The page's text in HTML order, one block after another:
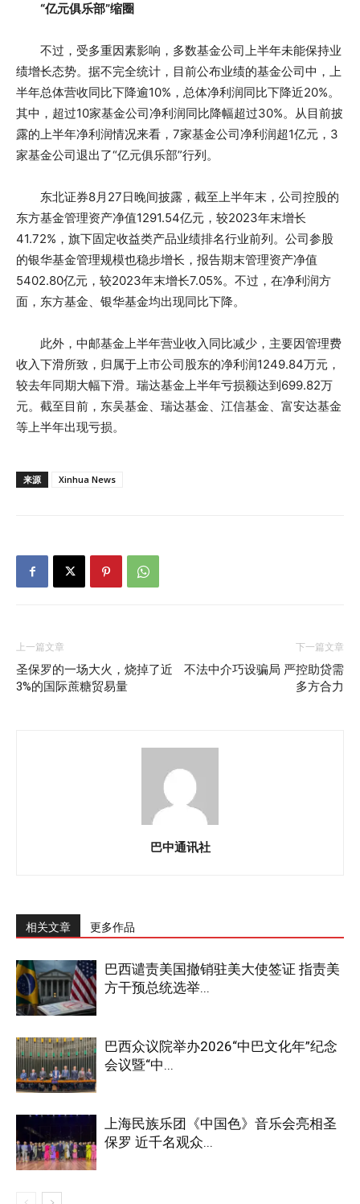
“亿元俱乐部”缩圈
不过，受多重因素影响，多数基金公司上半年未能保持业
绩增长态势。据不完全统计，目前公布业绩的基金公司中，上
半年总体营收同比下降逾10%，总体净利润同比下降近20%。
其中，超过10家基金公司净利润同比降幅超过30%。从目前披
露的上半年净利润情况来看，7家基金公司净利润超1亿元，3
家基金公司退出了“亿元俱乐部”行列。
东北证券8月27日晚间披露，截至上半年末，公司控股的
东方基金管理资产净值1291.54亿元，较2023年末增长
41.72%，旗下固定收益类产品业绩排名行业前列。公司参股
的银华基金管理规模也稳步增长，报告期末管理资产净值
5402.80亿元，较2023年末增长7.05%。不过，在净利润方
面，东方基金、银华基金均出现同比下降。
此外，中邮基金上半年营业收入同比减少，主要因管理费
收入下滑所致，归属于上市公司股东的净利润1249.84万元，
较去年同期大幅下滑。瑞达基金上半年亏损额达到699.82万
元。截至目前，东吴基金、瑞达基金、江信基金、富安达基金
等上半年出现亏损。
来源 Xinhua News
上一篇文章
圣保罗的一场大火，烧掉了近
3%的国际蔗糖贸易量
下一篇文章
不法中介巧设骗局 严控助贷需
多方合力
巴中通讯社
相关文章 更多作品
巴西谴责美国撤销驻美大使签证 指责美
方干预总统选举...
巴西众议院举办2026“中巴文化年”纪念
会议暨“中...
上海民族乐团《中国色》音乐会亮相圣
保罗 近千名观众...